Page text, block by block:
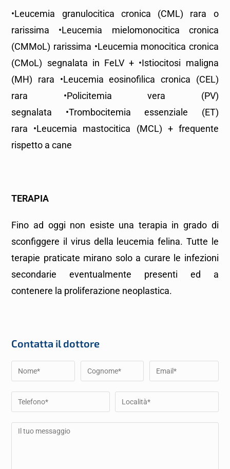
•Leucemia granulocitica cronica (CML) rara o
rarissima •Leucemia mielomonocitica cronica
(CMMoL) rarissima •Leucemia monocitica cronica
(CMoL) segnalata in FeLV + •Istiocitosi maligna
(MH) rara •Leucemia eosinofilica cronica (CEL)
rara •Policitemia vera (PV)
segnalata •Trombocitemia essenziale (ET)
rara •Leucemia mastocitica (MCL) + frequente
rispetto a cane
TERAPIA
Fino ad oggi non esiste una terapia in grado di
sconfiggere il virus della leucemia felina. Tutte le
terapie praticate mirano solo a curare le infezioni
secondarie eventualmente presenti ed a
contenere la proliferazione neoplastica.
Contatta il dottore